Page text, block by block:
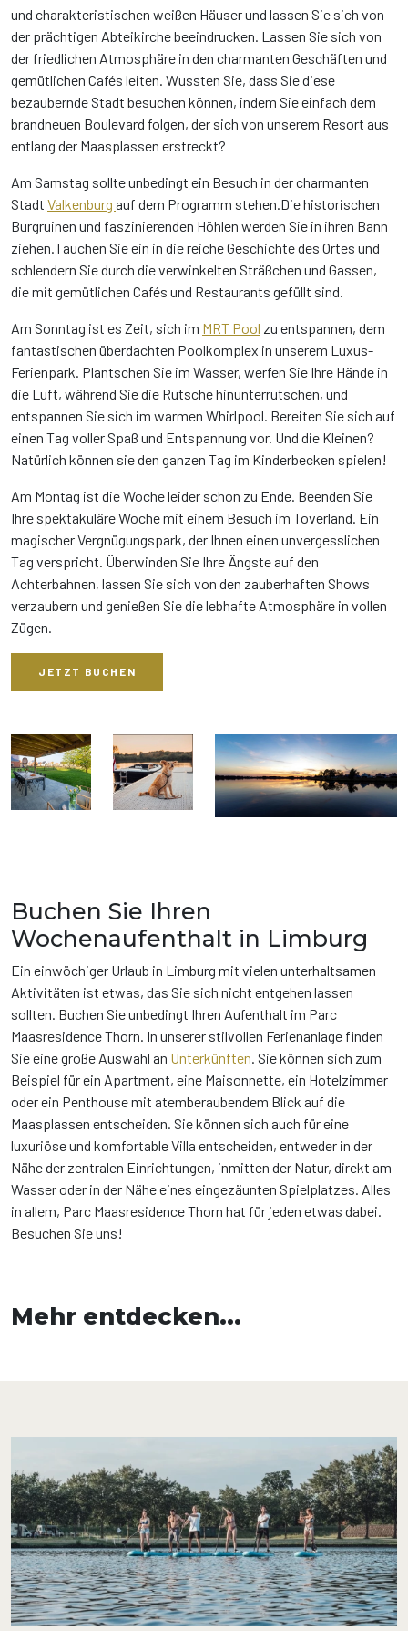
und charakteristischen weißen Häuser und lassen Sie sich von
der prächtigen Abteikirche beeindrucken. Lassen Sie sich von
der friedlichen Atmosphäre in den charmanten Geschäften und
gemütlichen Cafés leiten. Wussten Sie, dass Sie diese
bezaubernde Stadt besuchen können, indem Sie einfach dem
brandneuen Boulevard folgen, der sich von unserem Resort aus
entlang der Maasplassen erstreckt?
Am Samstag sollte unbedingt ein Besuch in der charmanten
Stadt Valkenburg auf dem Programm stehen.Die historischen
Burgruinen und faszinierenden Höhlen werden Sie in ihren Bann
ziehen.Tauchen Sie ein in die reiche Geschichte des Ortes und
schlendern Sie durch die verwinkelten Sträßchen und Gassen,
die mit gemütlichen Cafés und Restaurants gefüllt sind.
Am Sonntag ist es Zeit, sich im MRT Pool zu entspannen, dem
fantastischen überdachten Poolkomplex in unserem Luxus-
Ferienpark. Plantschen Sie im Wasser, werfen Sie Ihre Hände in
die Luft, während Sie die Rutsche hinunterrutschen, und
entspannen Sie sich im warmen Whirlpool. Bereiten Sie sich auf
einen Tag voller Spaß und Entspannung vor. Und die Kleinen?
Natürlich können sie den ganzen Tag im Kinderbecken spielen!
Am Montag ist die Woche leider schon zu Ende. Beenden Sie
Ihre spektakuläre Woche mit einem Besuch im Toverland. Ein
magischer Vergnügungspark, der Ihnen einen unvergesslichen
Tag verspricht. Überwinden Sie Ihre Ängste auf den
Achterbahnen, lassen Sie sich von den zauberhaften Shows
verzaubern und genießen Sie die lebhafte Atmosphäre in vollen
Zügen.
JETZT BUCHEN
Buchen Sie Ihren
Wochenaufenthalt in Limburg
Ein einwöchiger Urlaub in Limburg mit vielen unterhaltsamen
Aktivitäten ist etwas, das Sie sich nicht entgehen lassen
sollten. Buchen Sie unbedingt Ihren Aufenthalt im Parc
Maasresidence Thorn. In unserer stilvollen Ferienanlage finden
Sie eine große Auswahl an Unterkünften. Sie können sich zum
Beispiel für ein Apartment, eine Maisonnette, ein Hotelzimmer
oder ein Penthouse mit atemberaubendem Blick auf die
Maasplassen entscheiden. Sie können sich auch für eine
luxuriöse und komfortable Villa entscheiden, entweder in der
Nähe der zentralen Einrichtungen, inmitten der Natur, direkt am
Wasser oder in der Nähe eines eingezäunten Spielplatzes. Alles
in allem, Parc Maasresidence Thorn hat für jeden etwas dabei.
Besuchen Sie uns!
Mehr entdecken...